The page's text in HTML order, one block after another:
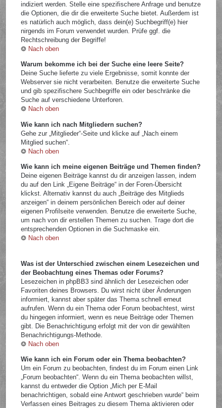
indiziert werden. Stelle eine spezifischere Anfrage und benutze
die Optionen, die dir die erweiterte Suche bietet. Außerdem ist
es natürlich auch möglich, dass dein(e) Suchbegriff(e) hier
nirgends im Forum verwendet wurden. Prüfe ggf. die
Rechtschreibung der Begriffe!
Nach oben
Warum bekomme ich bei der Suche eine leere Seite?
Deine Suche lieferte zu viele Ergebnisse, somit konnte der
Webserver sie nicht verarbeiten. Benutze die erweiterte Suche
und gib spezifischere Suchbegriffe ein oder beschränke die
Suche auf verschiedene Unterforen.
Nach oben
Wie kann ich nach Mitgliedern suchen?
Gehe zur „Mitglieder“-Seite und klicke auf „Nach einem
Mitglied suchen“.
Nach oben
Wie kann ich meine eigenen Beiträge und Themen finden?
Deine eigenen Beiträge kannst du dir anzeigen lassen, indem
du auf den Link „Eigene Beiträge“ in der Foren-Übersicht
klickst. Alternativ kannst du auch „Beiträge des Mitglieds
anzeigen“ in deinem persönlichen Bereich oder auf deiner
eigenen Profilseite verwenden. Benutze die erweiterte Suche,
um nach von dir erstellen Themen zu suchen. Trage dort die
entsprechenden Optionen in die Suchmaske ein.
Nach oben
Was ist der Unterschied zwischen einem Lesezeichen und
der Beobachtung eines Themas oder Forums?
Lesezeichen in phpBB3 sind ähnlich der Lesezeichen oder
Favoriten deines Browsers. Du wirst nicht über Änderungen
informiert, kannst aber später das Thema schnell erneut
aufrufen. Wenn du ein Thema oder Forum beobachtest, wirst
du hingegen informiert, wenn es neue Beiträge oder Themen
gibt. Die Benachrichtigung erfolgt mit der von dir gewählten
Benachrichtigungs-Methode.
Nach oben
Wie kann ich ein Forum oder ein Thema beobachten?
Um ein Forum zu beobachten, findest du im Forum einen Link
„Forum beobachten“. Wenn du ein Thema beobachten willst,
kannst du entweder die Option „Mich per E-Mail
benachrichtigen, sobald eine Antwort geschrieben wurde“ beim
Verfassen eines Beitrages zu diesem Thema aktivieren oder